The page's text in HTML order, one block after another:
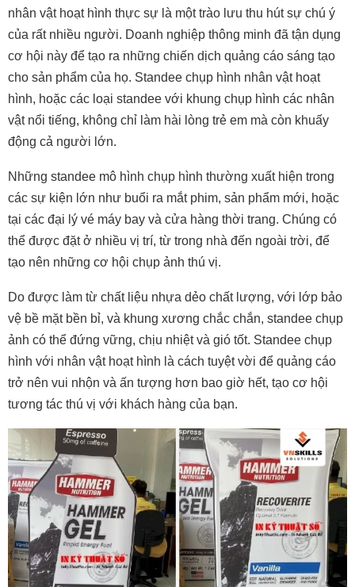
nhân vật hoạt hình thực sự là một trào lưu thu hút sự chú ý
của rất nhiều người. Doanh nghiệp thông minh đã tận dụng
cơ hội này để tạo ra những chiến dịch quảng cáo sáng tạo
cho sản phẩm của họ. Standee chụp hình nhân vật hoạt
hình, hoặc các loại standee với khung chụp hình các nhân
vật nổi tiếng, không chỉ làm hài lòng trẻ em mà còn khuấy
động cả người lớn.
Những standee mô hình chụp hình thường xuất hiện trong
các sự kiện lớn như buổi ra mắt phim, sản phẩm mới, hoặc
tại các đại lý vé máy bay và cửa hàng thời trang. Chúng có
thể được đặt ở nhiều vị trí, từ trong nhà đến ngoài trời, để
tạo nên những cơ hội chụp ảnh thú vị.
Do được làm từ chất liệu nhựa dẻo chất lượng, với lớp bảo
vệ bề mặt bền bỉ, và khung xương chắc chắn, standee chụp
ảnh có thể đứng vững, chịu nhiệt và gió tốt. Standee chụp
hình với nhân vật hoạt hình là cách tuyệt vời để quảng cáo
trở nên vui nhộn và ấn tượng hơn bao giờ hết, tạo cơ hội
tương tác thú vị với khách hàng của bạn.